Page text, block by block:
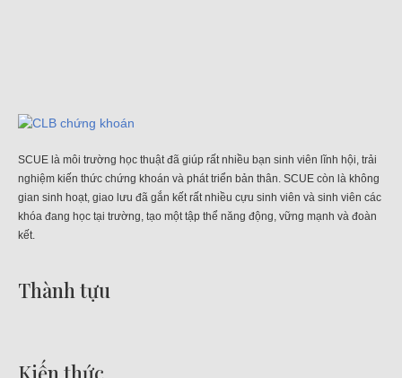
SCUE là môi trường học thuật đã giúp rất nhiều bạn sinh viên lĩnh hội, trải
nghiệm kiến thức chứng khoán và phát triển bản thân. SCUE còn là không
gian sinh hoạt, giao lưu đã gắn kết rất nhiều cựu sinh viên và sinh viên các
khóa đang học tại trường, tạo một tập thể năng động, vững mạnh và đoàn
kết.
Thành tựu
Kiến thức